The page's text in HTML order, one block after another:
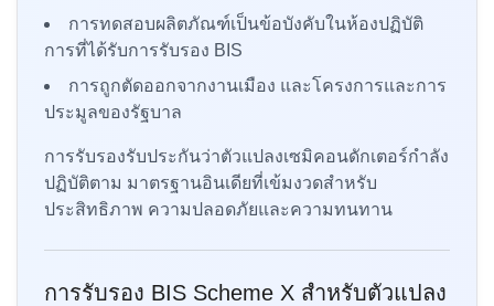
การทดสอบผลิตภัณฑ์เป็นข้อบังคับในห้องปฏิบัติ
การที่ได้รับการรับรอง BIS
การถูกตัดออกจากงานเมือง และโครงการและการ
ประมูลของรัฐบาล
การรับรองรับประกันว่าตัวแปลงเซมิคอนดักเตอร์กำลัง
ปฏิบัติตาม มาตรฐานอินเดียที่เข้มงวดสำหรับ
ประสิทธิภาพ ความปลอดภัยและความทนทาน
การรับรอง BIS Scheme X สำหรับตัวแปลง